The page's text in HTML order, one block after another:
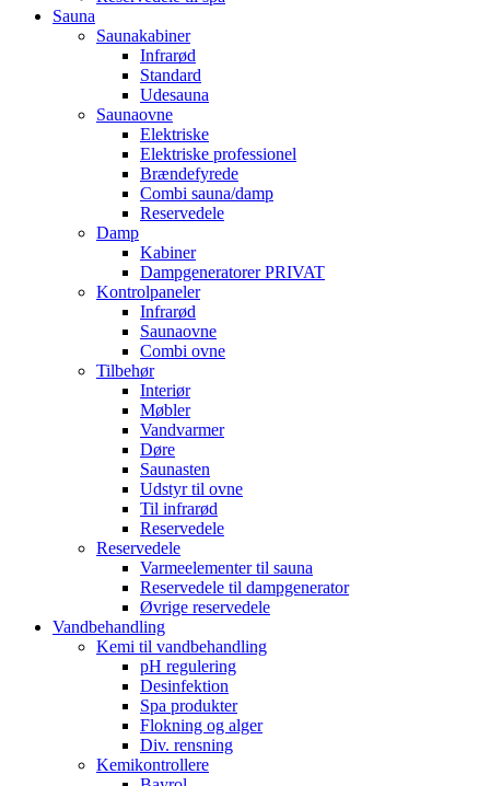
Sauna
Saunakabiner
Infrarød
Standard
Udesauna
Saunaovne
Elektriske
Elektriske professionel
Brændefyrede
Combi sauna/damp
Reservedele
Damp
Kabiner
Dampgeneratorer PRIVAT
Kontrolpaneler
Infrarød
Saunaovne
Combi ovne
Tilbehør
Interiør
Møbler
Vandvarmer
Døre
Saunasten
Udstyr til ovne
Til infrarød
Reservedele
Reservedele
Varmeelementer til sauna
Reservedele til dampgenerator
Øvrige reservedele
Vandbehandling
Kemi til vandbehandling
pH regulering
Desinfektion
Spa produkter
Flokning og alger
Div. rensning
Kemikontrollere